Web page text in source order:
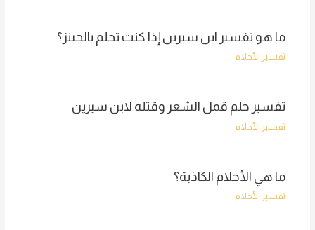
ما هو تفسير ابن سيرين إذا كنت تحلم بالجينز؟
تفسير الأحلام
تفسير حلم قمل الشعر وقتله لابن سيرين
تفسير الأحلام
ما هي الأحلام الكاذبة؟
تفسير الأحلام